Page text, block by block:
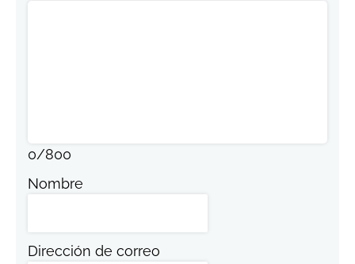
0/800
Nombre
Dirección de correo